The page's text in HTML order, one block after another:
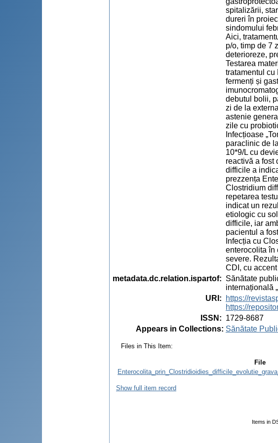
spitalizării,
dureri în
sindomului
Aici,
p/o, timp de 7
deterioreze,
Testarea
tratamentul cu
fermenți și
debutul bolii,
zi de la
astenie
zile cu
Infecțioase
paraclinic de
10*9/L cu
reactivă a fost
difficile a
prezzența
Clostridium
repetarea
indicat un
etiologic cu
difficile, iar
pacientul a
Infecția cu
enterocolita în
severe.
CDI, cu
metadata.dc.relation.ispartof: Sănătate
internațională
URI :
https://
https://
ISSN : 1729-8687
Appears in Collections: Sănătate
Files in This Item:
File
Show full item record
Items in